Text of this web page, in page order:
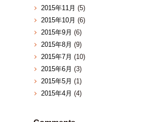
2015年11月 (5)
2015年10月 (6)
2015年9月 (6)
2015年8月 (9)
2015年7月 (10)
2015年6月 (3)
2015年5月 (1)
2015年4月 (4)